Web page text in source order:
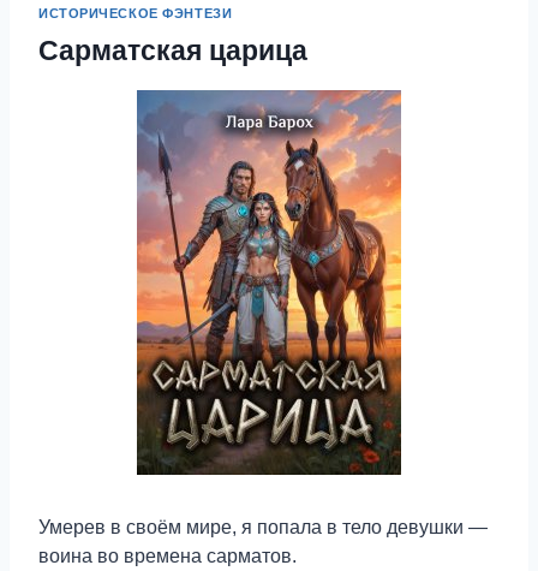
ИСТОРИЧЕСКОЕ ФЭНТЕЗИ
Сарматская царица
Умерев в своём мире, я попала в тело девушки —
воина во времена сарматов.